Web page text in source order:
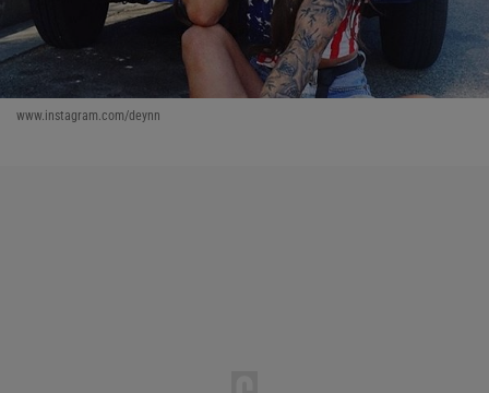
www.instagram.com/deynn